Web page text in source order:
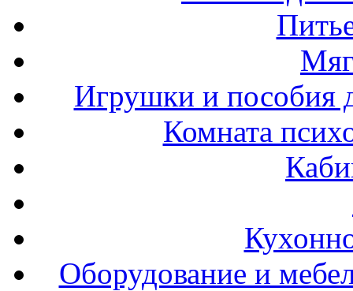
Игрушки и пособия
Комната
Оборудование и